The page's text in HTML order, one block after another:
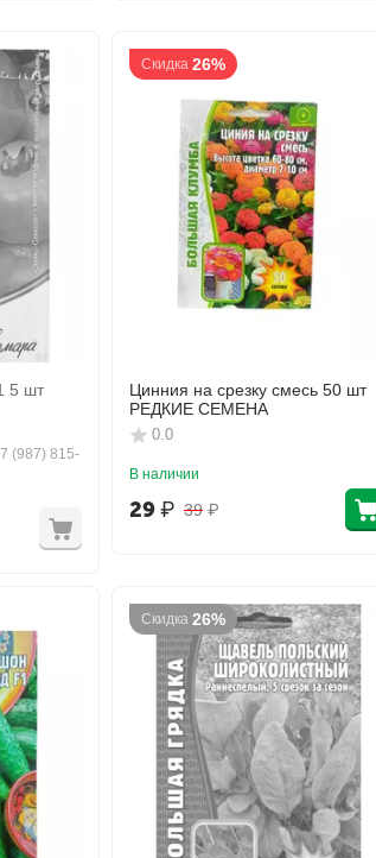
5 шт
(987) 815-
Скидка 26%
Цинния на срезку смесь 50 шт
РЕДКИЕ СЕМЕНА
0.0
В наличии
39 ₽
29 ₽
Скидка 26%